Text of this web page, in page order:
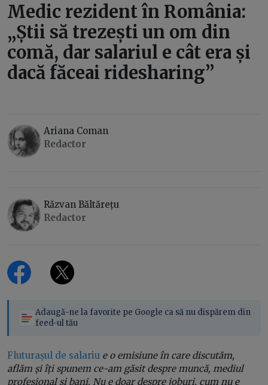
Medic rezident în România:
„Știi să trezești un om din
comă, dar salariul e cât era și
dacă făceai ridesharing”
Ariana Coman
Redactor
Răzvan Băltărețu
Redactor
Adaugă-ne la favorite pe Google ca să nu dispărem din
feed-ul tău
Fluturașul de salariu e o emisiune în care discutăm,
aflăm și îți spunem ce-am găsit despre muncă, mediul
profesional și bani. Nu e doar despre joburi, cum nu e